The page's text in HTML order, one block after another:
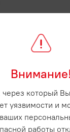
через который
уязвимости и
работы